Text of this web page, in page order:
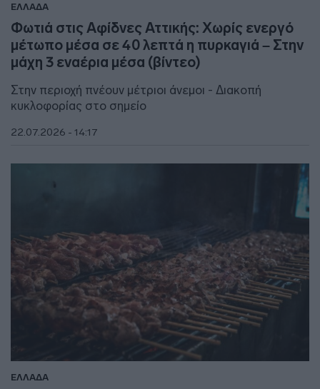
ΕΛΛΑΔΑ
Φωτιά στις Αφίδνες Αττικής: Χωρίς ενεργό
μέτωπο μέσα σε 40 λεπτά η πυρκαγιά – Στην
μάχη 3 εναέρια μέσα (βίντεο)
Στην περιοχή πνέουν μέτριοι άνεμοι - Διακοπή
κυκλοφορίας στο σημείο
22.07.2026 - 14:17
ΕΛΛΑΔΑ